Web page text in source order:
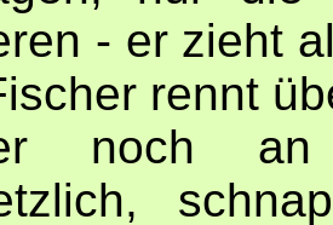
- er zieht
rennt
noch